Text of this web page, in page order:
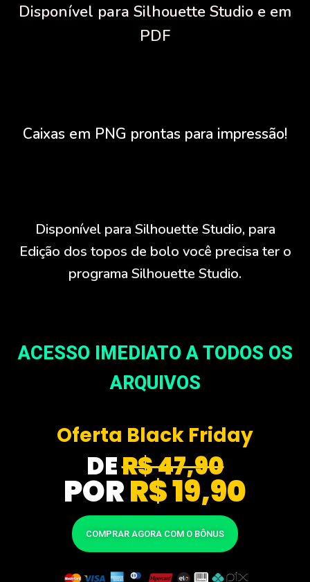
Disponível para Silhouette Studio e em
PDF
Caixas em PNG prontas para impressão!
Disponível para Silhouette Studio, para
Edição dos topos de bolo você precisa ter o
programa Silhouette Studio.
ACESSO IMEDIATO A TODOS OS
ARQUIVOS
Oferta Black Friday
DER$ 47,90
PORR$ 19,90
COMPRAR AGORA COM O BÔNUS